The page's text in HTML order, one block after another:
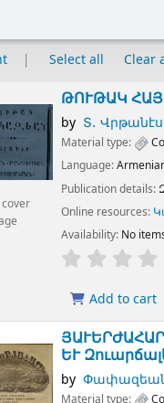
Select all Clear
cover
ԹՈՒԹԱԿ
by Տ․ Վրթանէս
Material type:
Language:
Publication details:
Online resources:
Availability: No
Add to cart
ԵՒ
by
Material type: